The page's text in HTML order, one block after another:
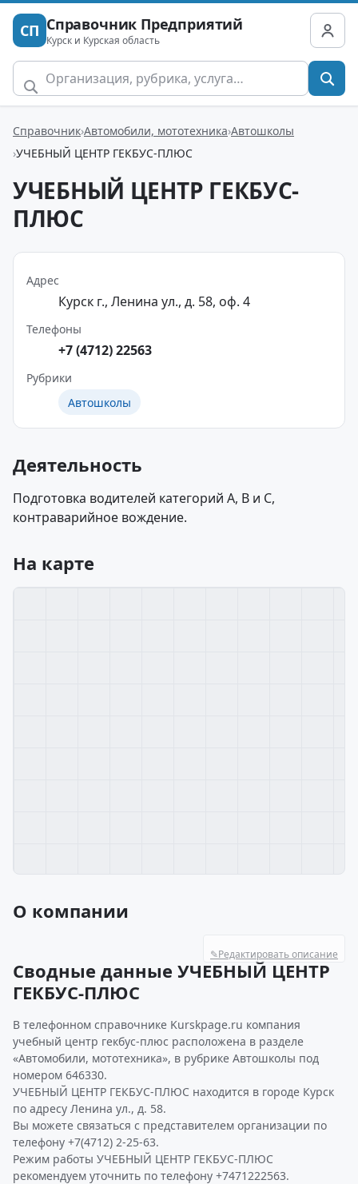
СП Справочник Предприятий
Курск и Курская область
Справочник Автомобили, мототехника Автошколы
УЧЕБНЫЙ ЦЕНТР ГЕКБУС-ПЛЮС
УЧЕБНЫЙ ЦЕНТР ГЕКБУС-
ПЛЮС
Адрес
Курск г., Ленина ул., д. 58, оф. 4
Телефоны
+7 (4712) 22563
Рубрики
Автошколы
Деятельность
Подготовка водителей категорий А, B и C,
контраварийное вождение.
На карте
О компании
✎Редактировать описание
Сводные данные УЧЕБНЫЙ ЦЕНТР
ГЕКБУС-ПЛЮС
В телефонном справочнике Kurskpage.ru компания
учебный центр гекбус-плюс расположена в разделе
«Автомобили, мототехника», в рубрике Автошколы под
номером 646330.
УЧЕБНЫЙ ЦЕНТР ГЕКБУС-ПЛЮС находится в городе Курск
по адресу Ленина ул., д. 58.
Вы можете связаться с представителем организации по
телефону +7(4712) 2-25-63.
Режим работы УЧЕБНЫЙ ЦЕНТР ГЕКБУС-ПЛЮС
рекомендуем уточнить по телефону +7471222563.